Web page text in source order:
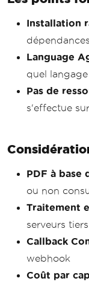
Installation
Language
quel
Pas de
s'effectue
PDF à base
ou non
Traitement
serveurs tiers
Callback
webhook
Coût par